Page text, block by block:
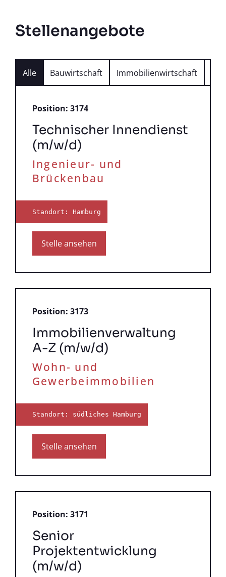
Stellen­angebote
Alle Bauwirtschaft Immobilienwirtschaft
Position: 3174
Technischer Innendienst
(m/w/d)
Ingenieur- und
Brückenbau
Standort: Hamburg
Stelle ansehen
Position: 3173
Immobilienverwaltung
A-Z (m/w/d)
Wohn- und
Gewerbeimmobilien
Standort: südliches Hamburg
Stelle ansehen
Position: 3171
Senior
Projektentwicklung
(m/w/d)